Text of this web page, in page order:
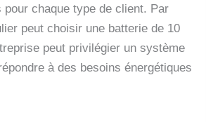
pour chaque type de client. Par
peut choisir une batterie de 10
peut privilégier un système
à des besoins énergétiques